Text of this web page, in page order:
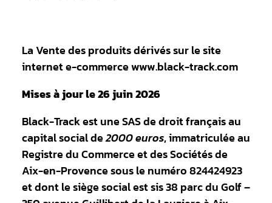
La Vente des produits dérivés sur le site
internet e-commerce www.black-track.com
Mises à jour le 26 juin 2026
Black-Track est une SAS de droit français au
capital social de2000 euros, immatriculée au
Registre du Commerce et des Sociétés de
Aix-en-Provence sous le numéro 824424923
et dont le siège social est sis 38 parc du Golf –